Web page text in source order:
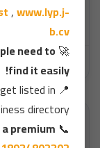
,www.lyp.j-
b.cv
🚀
need to
find it easily!
📍
listed in
directory.
📞
premium